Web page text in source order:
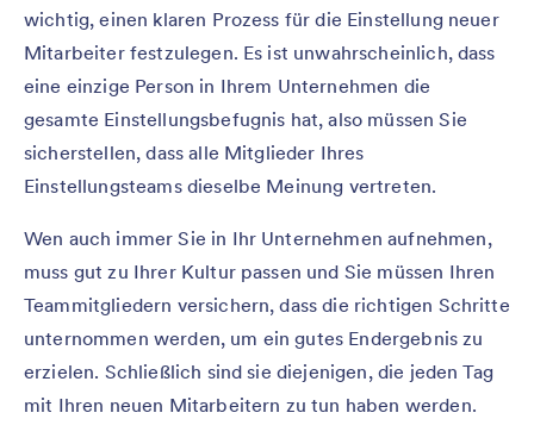
wichtig, einen klaren Prozess für die Einstellung neuer
Mitarbeiter festzulegen. Es ist unwahrscheinlich, dass
eine einzige Person in Ihrem Unternehmen die
gesamte Einstellungsbefugnis hat, also müssen Sie
sicherstellen, dass alle Mitglieder Ihres
Einstellungsteams dieselbe Meinung vertreten.
Wen auch immer Sie in Ihr Unternehmen aufnehmen,
muss gut zu Ihrer Kultur passen und Sie müssen Ihren
Teammitgliedern versichern, dass die richtigen Schritte
unternommen werden, um ein gutes Endergebnis zu
erzielen. Schließlich sind sie diejenigen, die jeden Tag
mit Ihren neuen Mitarbeitern zu tun haben werden.